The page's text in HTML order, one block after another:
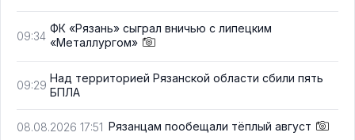
09:34
ФК «Рязань» сыграл вничью с липецким
«Металлургом»
09:29
Над территорией Рязанской области сбили пять
БПЛА
08.08.2026 17:51 Рязанцам пообещали тёплый август